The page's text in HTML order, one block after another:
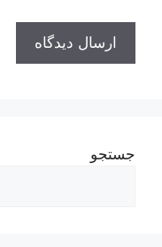
جستجو